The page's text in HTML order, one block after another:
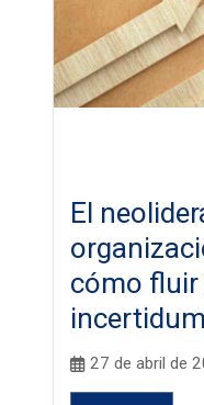
El
cómo fluir
27 de abril de